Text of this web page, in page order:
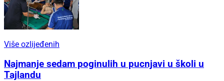
Više ozlijeđenih
Najmanje sedam poginulih u pucnjavi u školi u
Tajlandu